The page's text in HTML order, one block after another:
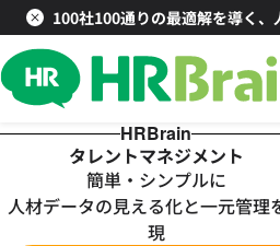
100社100通りの最適解を導く
HRBrain
タレントマネジメント
簡単・シンプルに
人材データの見える化と一元管理
現